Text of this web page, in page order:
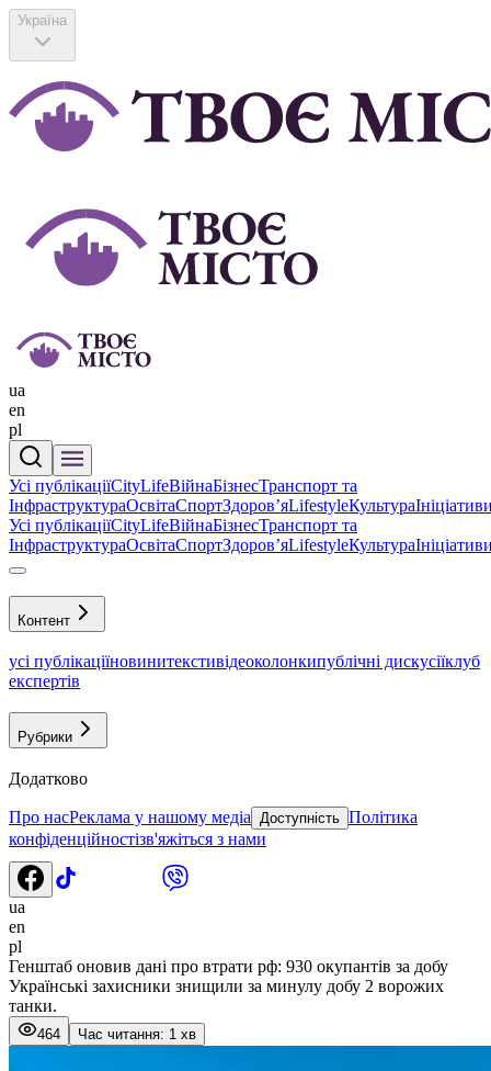
Україна
ua
en
pl
Усі публікаціїCityLifeВійнаБізнесТранспорт та
ІнфраструктураОсвітаСпортЗдоровʼяLifestyleКультура
Усі публікаціїCityLifeВійнаБізнесТранспорт та
ІнфраструктураОсвітаСпортЗдоровʼяLifestyleКультура
Контент
усі публікаціїновинитекстивідеоколонкипублічні дискусіїклуб
експертів
Рубрики
Додатково
Про насРеклама у нашому медіа Доступність Політика
конфіденційностізв'яжіться з нами
ua
en
pl
Генштаб оновив дані про втрати рф: 930 окупантів за добу
Українські захисники знищили за минулу добу 2 ворожих
танки.
464 Час читання: 1 хв